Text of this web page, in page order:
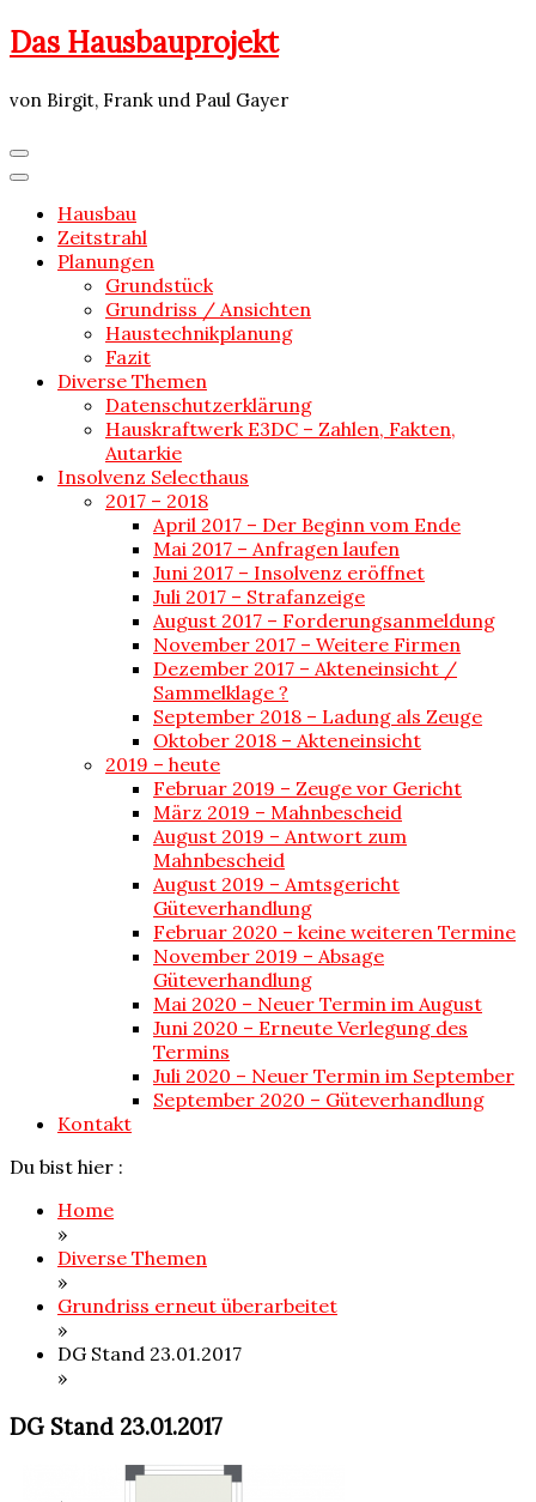
Skip
to
Das Hausbauprojekt
von Birgit, Frank und Paul Gayer
Hausbau
Zeitstrahl
Planungen
Grundstück
Grundriss / Ansichten
Haustechnikplanung
Fazit
Diverse Themen
Datenschutzerklärung
Hauskraftwerk E3DC – Zahlen, Fakten,
Autarkie
Insolvenz Selecthaus
2017 – 2018
April 2017 – Der Beginn vom Ende
Mai 2017 – Anfragen laufen
Juni 2017 – Insolvenz eröffnet
Juli 2017 – Strafanzeige
August 2017 – Forderungsanmeldung
November 2017 – Weitere Firmen
Dezember 2017 – Akteneinsicht /
Sammelklage ?
September 2018 – Ladung als Zeuge
Oktober 2018 – Akteneinsicht
2019 – heute
Februar 2019 – Zeuge vor Gericht
März 2019 – Mahnbescheid
August 2019 – Antwort zum
Mahnbescheid
August 2019 – Amtsgericht
Güteverhandlung
Februar 2020 – keine weiteren Termine
November 2019 – Absage
Güteverhandlung
Mai 2020 – Neuer Termin im August
Juni 2020 – Erneute Verlegung des
Termins
Juli 2020 – Neuer Termin im September
September 2020 – Güteverhandlung
Kontakt
Du bist hier :
Home
»
Diverse Themen
»
Grundriss erneut überarbeitet
»
DG Stand 23.01.2017
»
DG Stand 23.01.2017